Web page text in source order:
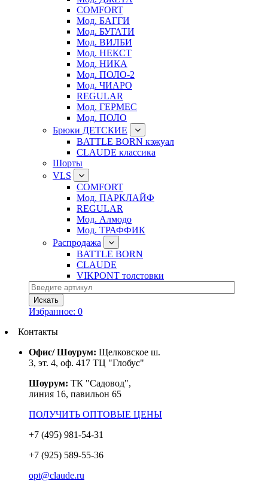
COMFORT
Мод. БАГГИ
Мод. БУГАТИ
Мод. ВИЛБИ
Мод. НЕКСТ
Мод. НИКА
Мод. ПОЛО-2
Мод. ЧИАРО
REGULAR
Мод. ГЕРМЕС
Мод. ПОЛО
Брюки ДЕТСКИЕ
BATTLE BORN кэжуал
CLAUDE классика
Шорты
VLS
COMFORT
Мод. ПАРКЛАЙФ
REGULAR
Мод. Алмодо
Мод. ТРАФФИК
Распродажа
BATTLE BORN
CLAUDE
VIKPONT толстовки
Избранное: 0
Контакты
Офис/ Шоурум: Щелковское ш.
3, эт. 4, оф. 417 ТЦ "Глобус"
Шоурум: ТК "Садовод",
линия 16, павильон 65
ПОЛУЧИТЬ ОПТОВЫЕ ЦЕНЫ
+7 (495) 981-54-31
+7 (925) 589-55-36
opt@claude.ru